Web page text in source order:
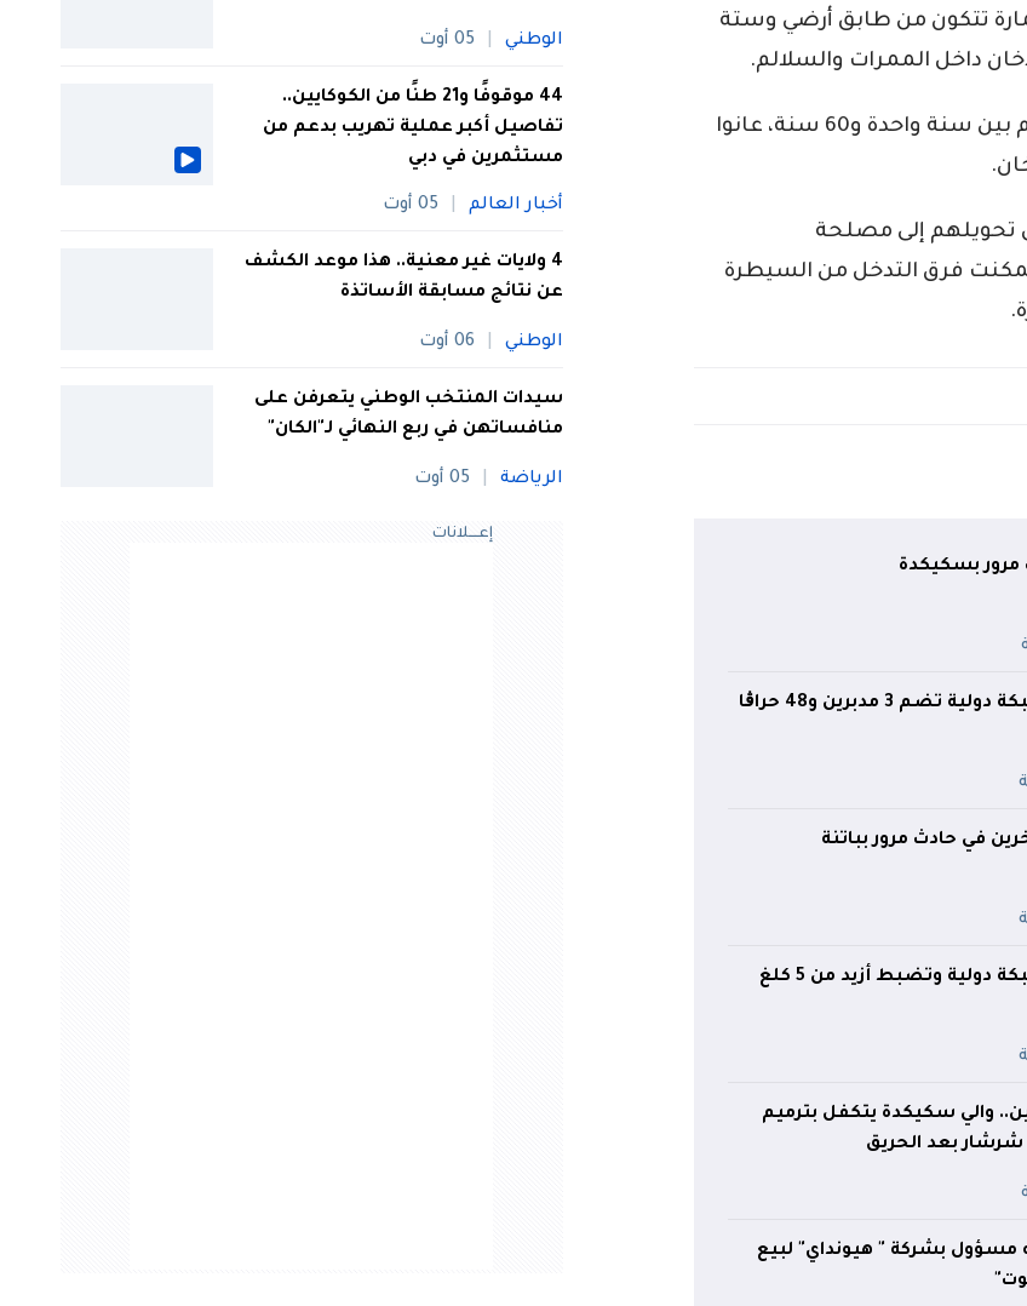
تتكون من طابق أرضي وستة
داخل الممرات والسلالم.
وخلّف الحادث إصابة 19 شخصًا، تتراوح أعمارهم بين سنة واحدة و60 سنة، عانوا
تحويلهم إلى مصلحة
فرق التدخل من السيطرة
بسكيكدة
3 مدبرين و48 حراڨا
شرطة وهران تطيح بشبكة دولية وتضبط أزيد من 5 كلغ
والي سكيكدة يتكفل بترميم
بعد الحريق
مسؤول بشركة " هيونداي" لبيع
الوطني 05 أوت
44 موقوفًا و21 طنًا من الكوكايين..
تفاصيل أكبر عملية تهريب بدعم من
مستثمرين في دبي
أخبار العالم 05 أوت
4 ولايات غير معنية.. هذا موعد الكشف
عن نتائج مسابقة الأساتذة
الوطني 06 أوت
سيدات المنتخب الوطني يتعرفن على
منافساتهن في ربع النهائي لـ"الكان"
الرياضة 05 أوت
إعــــلانات